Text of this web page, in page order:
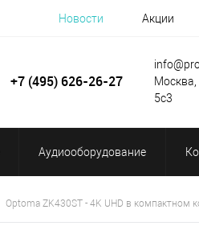
Новости Акции
+7 (495) 626-26-27
Москва,
5с3
Аудиооборудование
Optoma ZK430ST - 4K UHD в компактном